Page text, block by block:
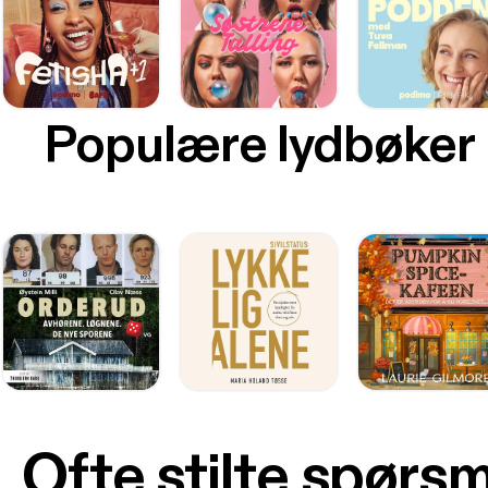
Populære lydbøker